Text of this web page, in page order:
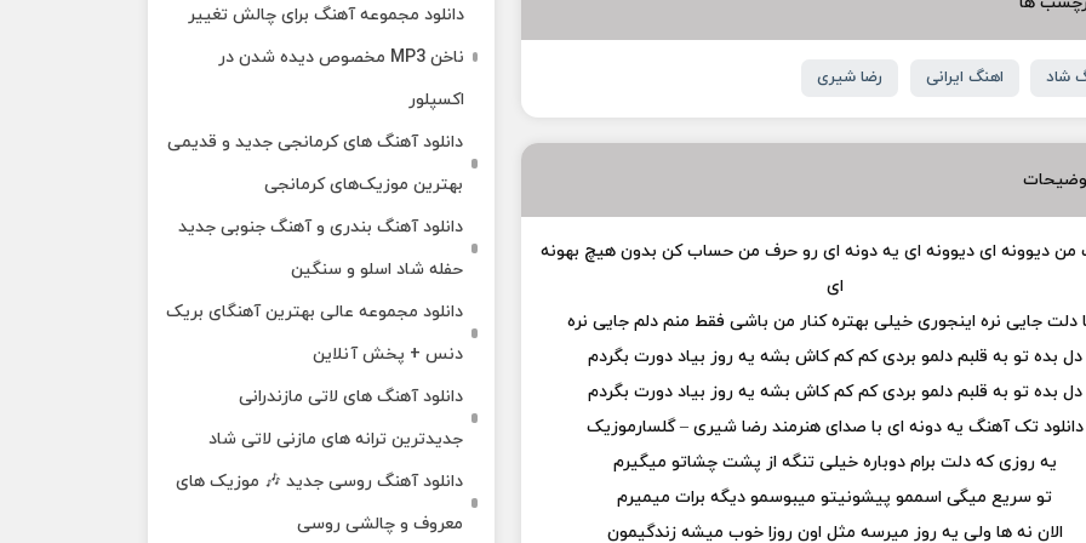
شاد اهنگ ایرانی رضا شیری
دیوونه ای دیوونه ای یه دونه ای رو حرف من حساب کن بدون هیچ بهونه
ای
دلت جایی نره اینجوری خیلی بهتره کنار من باشی فقط منم دلم جایی نره
دل بده تو به قلبم دلمو بردی کم کم کاش بشه یه روز بیاد دورت بگردم
دل بده تو به قلبم دلمو بردی کم کم کاش بشه یه روز بیاد دورت بگردم
دانلود تک آهنگ یه دونه ای با صدای هنرمند رضا شیری – گلسارموزیک
یه روزی که دلت برام دوباره خیلی تنگه از پشت چشاتو میگیرم
تو سریع میگی اسممو پیشونیتو میبوسمو دیگه برات میمیرم
الان نه ها ولی یه روز میرسه مثل اون روزا خوب میشه زندگیمون
دانلود مجموعه آهنگ برای چالش تغییر
ناخن MP3 مخصوص دیده شدن در
اکسپلور
دانلود آهنگ‌ های کرمانجی جدید و قدیمی
بهترین موزیک‌های کرمانجی
دانلود آهنگ بندری و آهنگ جنوبی جدید
حفله شاد اسلو و سنگین
دانلود مجموعه عالی بهترین آهنگای بریک
دنس + پخش آنلاین
دانلود آهنگ‌ های لاتی مازندرانی
جدیدترین ترانه های مازنی لاتی شاد
دانلود آهنگ روسی جدید 🎶 موزیک‌ های
معروف و چالشی روسی